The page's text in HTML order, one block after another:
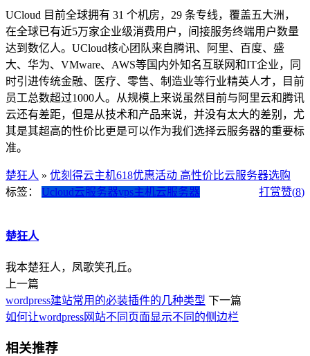
UCloud 目前全球拥有 31 个机房，29 条专线，覆盖五大洲，
在全球已有近5万家企业级消费用户，间接服务终端用户数量
达到数亿人。UCloud核心团队来自腾讯、阿里、百度、盛
大、华为、VMware、AWS等国内外知名互联网和IT企业，同
时引进传统金融、医疗、零售、制造业等行业精英人才，目前
员工总数超过1000人。从规模上来说虽然目前与阿里云和腾讯
云还有差距，但是从技术和产品来说，并没有太大的差别，尤
其是其超高的性价比更是可以作为我们选择云服务器的重要标
准。
楚狂人 » 优刻得云主机618优惠活动 高性价比云服务器选购
打赏赞(8)
标签： Ucloud云服务器vps主机云服务器
楚狂人
我本楚狂人，凤歌笑孔丘。
上一篇
wordpress建站常用的必装插件的几种类型 下一篇
如何让wordpress网站不同页面显示不同的侧边栏
相关推荐